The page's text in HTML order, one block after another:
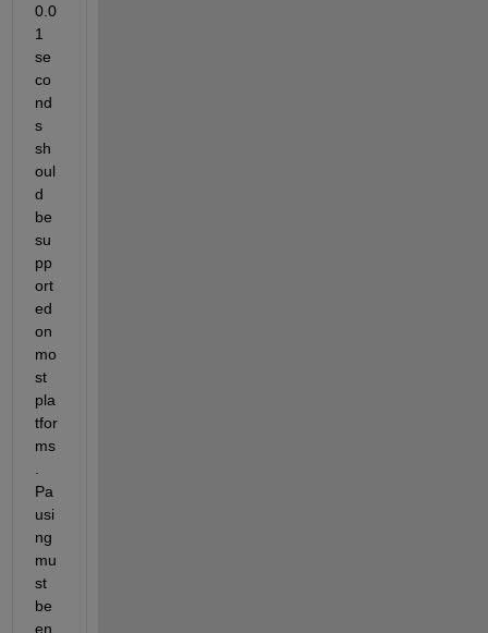
0.0
1
se
co
nd
s
sh
oul
d
be
su
pp
ort
ed
on
mo
st
pla
tfor
ms
Pa
usi
ng
mu
st
be
en